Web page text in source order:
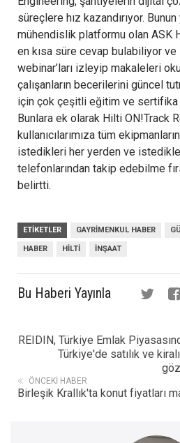
süreçlere hız kazandırıyor.
mühendislik platformu olan ASK
en kısa süre cevap bulabiliyor ve
webinar’ları izleyip makaleleri
çalışanların becerilerini güncel
için çok çeşitli eğitim ve sertifika
Bunlara ek olarak Hilti ON!Track
kullanıcılarımıza tüm
istedikleri her yerden ve
telefonlarından takip edebilme
belirtti.
ETIKETLER GAYRIMENKUL HABER
HABER HILTI INŞAAT
Bu Haberi Yayınla
REIDIN, Türkiye Emlak
Türkiye'de satılık ve
ÖNCEKI HABER
Birleşik Krallık'ta konut fiyatları